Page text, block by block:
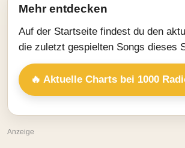
Mehr entdecken
Auf der Startseite findest du den
die zuletzt gespielten Songs dieses
🔥 Aktuelle Charts bei 1000
Anzeige